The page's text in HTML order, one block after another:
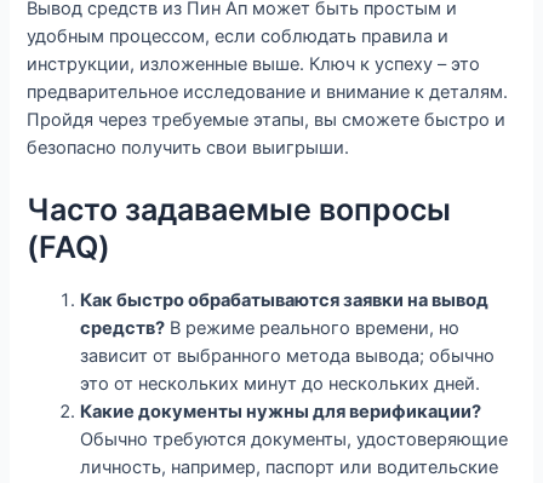
Вывод средств из Пин Ап может быть простым и
удобным процессом, если соблюдать правила и
инструкции, изложенные выше. Ключ к успеху – это
предварительное исследование и внимание к деталям.
Пройдя через требуемые этапы, вы сможете быстро и
безопасно получить свои выигрыши.
Часто задаваемые вопросы
(FAQ)
Как быстро обрабатываются заявки на вывод
средств? В режиме реального времени, но
зависит от выбранного метода вывода; обычно
это от нескольких минут до нескольких дней.
Какие документы нужны для верификации?
Обычно требуются документы, удостоверяющие
личность, например, паспорт или водительские